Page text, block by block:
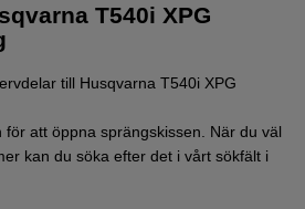
T540i XPG
till Husqvarna T540i XPG
för att öppna sprängskissen. När du väl
kan du söka efter det i vårt sökfält i